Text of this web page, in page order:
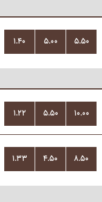
۱.۴۰ ۵.۰۰ ۵.۵۰
۱.۲۲ ۵.۵۰ ۱۰.۰۰
۱.۳۳ ۴.۵۰ ۸.۵۰